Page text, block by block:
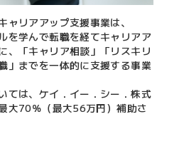
ャリアアップ支援事業は、
を学んで転職を経てキャリアア
、「キャリア相談」「リスキリ
」までを一体的に支援する事業
ては、ケイ．イー．シー．株式
大70％（最大56万円）補助さ